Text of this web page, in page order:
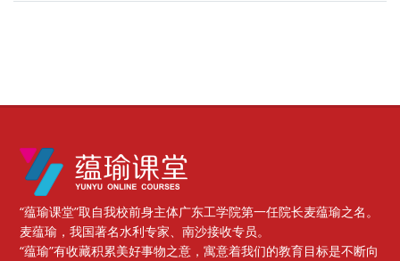
版块
“蕴瑜课堂”取自我校前身主体广东工学院第一任院长麦蕴瑜之名。
麦蕴瑜，我国著名水利专家、南沙接收专员。
“蕴瑜”有收藏积累美好事物之意，寓意着我们的教育目标是不断向